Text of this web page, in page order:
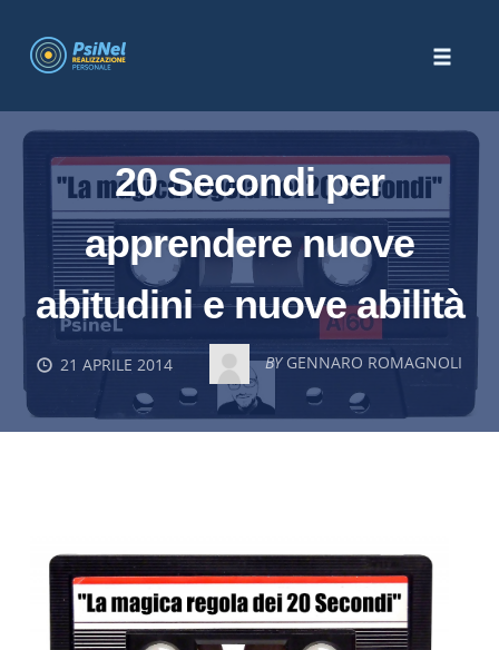
content
20 Secondi per
apprendere nuove
abitudini e nuove abilità
21 APRILE 2014 BY GENNARO ROMAGNOLI